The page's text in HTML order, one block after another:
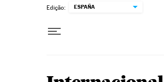
Edição: ESPAÑA